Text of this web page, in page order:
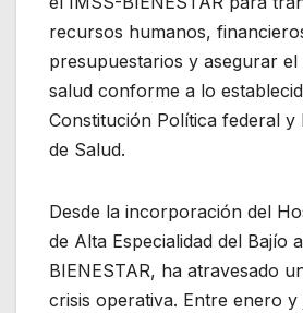
recursos humanos,
presupuestarios y asegurar
salud conforme a lo
Constitución Política federal y
de Salud.
Desde la incorporación del
de Alta Especialidad del Bajío
BIENESTAR, ha atravesado
crisis operativa. Entre enero y